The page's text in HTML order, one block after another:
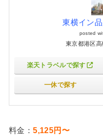
東横イン
posted
東京都港区
楽天トラベルで探す
一休で探す
料金：5,125円〜